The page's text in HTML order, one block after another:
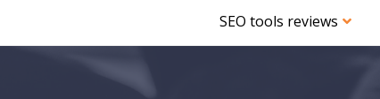
SEO tools reviews